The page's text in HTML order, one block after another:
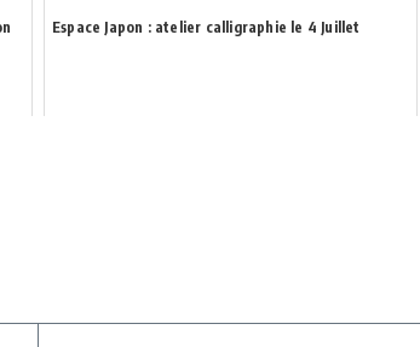
Espace Japon : atelier calligraphie le 4 Juillet